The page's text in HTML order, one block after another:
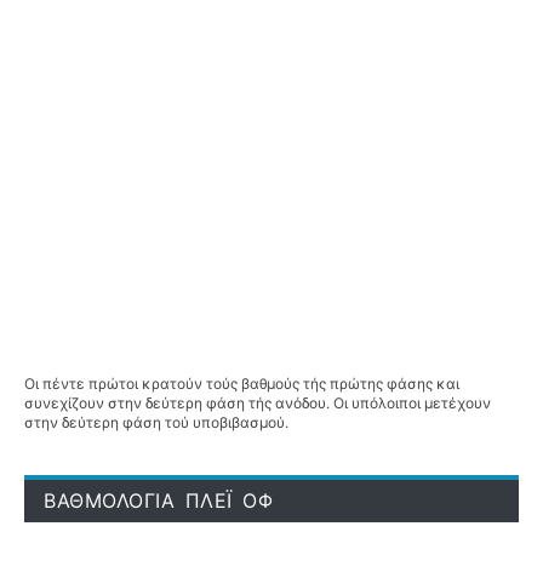
Οι πέντε πρώτοι κρατούν τούς βαθμούς τής πρώτης φάσης και
συνεχίζουν στην δεύτερη φάση τής ανόδου. Οι υπόλοιποι μετέχουν
στην δεύτερη φάση τού υποβιβασμού.
ΒΑΘΜΟΛΟΓΙΑ ΠΛΕΪ ΟΦ